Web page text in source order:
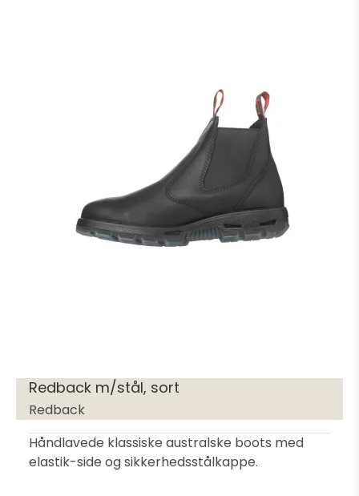
Redback m/stål, sort
Redback
Håndlavede klassiske australske boots med
elastik-side og sikkerhedsstålkappe.